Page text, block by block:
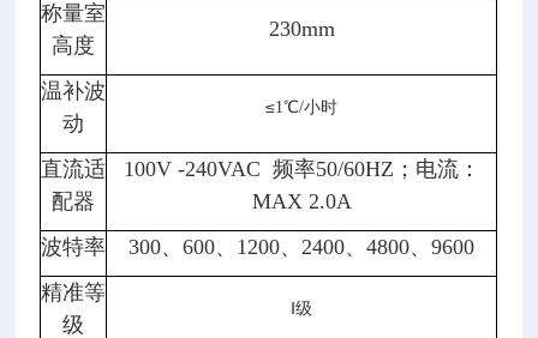
称量室
高度
230mm
温补波
动
≤1℃/小时
直流适
配器
100V -240VAC 频率50/60HZ；电流：
MAX 2.0A
波特率
300、600、1200、2400、4800、9600
精准等
级
Ⅰ级